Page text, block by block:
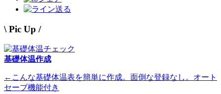
送る
\ Pic Up /
基礎体温作成
←こんな基礎体温表を簡単に作成。面倒な登録なし。オート
セーブ機能付き